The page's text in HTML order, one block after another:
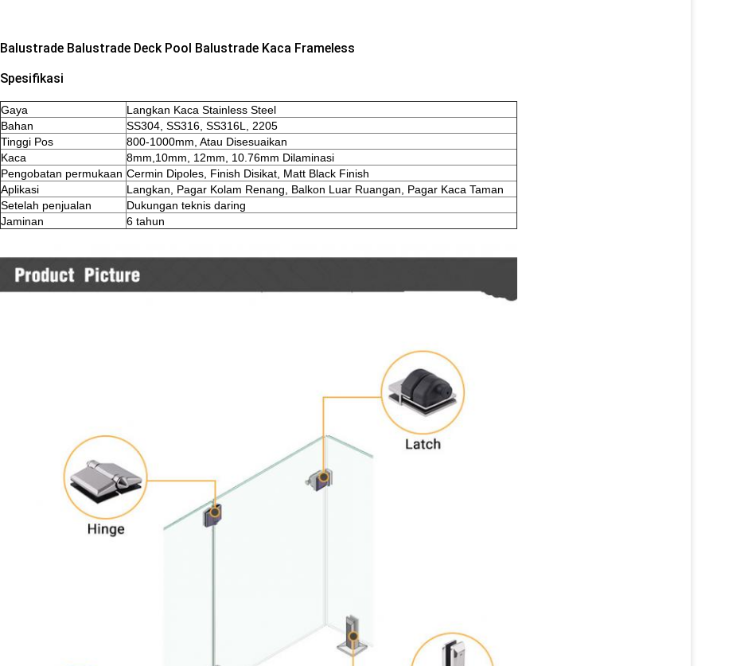
Balustrade Balustrade Deck Pool Balustrade Kaca Frameless
Spesifikasi
Gaya
Langkan Kaca Stainless Steel
Bahan
SS304, SS316, SS316L, 2205
Tinggi Pos
800-1000mm, Atau Disesuaikan
Kaca
8mm,10mm, 12mm, 10.76mm Dilaminasi
Pengobatan permukaan Cermin Dipoles, Finish Disikat, Matt Black Finish
Aplikasi
Langkan, Pagar Kolam Renang, Balkon Luar Ruangan, Pagar Kaca Taman
Setelah penjualan
Dukungan teknis daring
Jaminan
6 tahun